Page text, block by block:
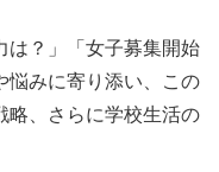
は？」「女子募集開始
悩みに寄り添い、この
略、さらに学校生活の